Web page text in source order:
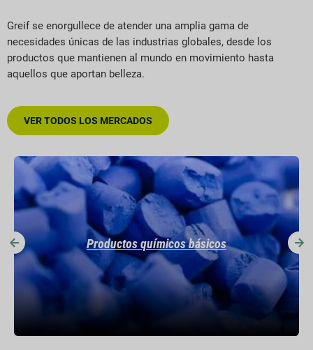
Greif se enorgullece de atender una amplia gama de
necesidades únicas de las industrias globales, desde los
productos que mantienen al mundo en movimiento hasta
aquellos que aportan belleza.
VER TODOS LOS MERCADOS
Salud y belleza
Leer más "